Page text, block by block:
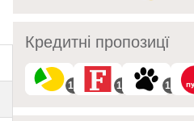
Кредитні пропозицї
10 10 10